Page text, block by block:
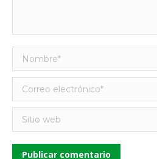
Nombre *
Correo electrónico *
Sitio web
Publicar comentario